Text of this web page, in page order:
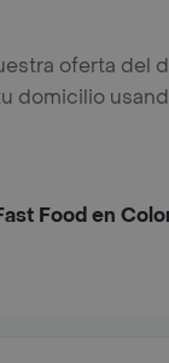
oferta del
domicilio
Food en